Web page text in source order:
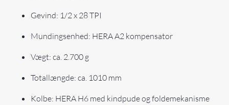
Gevind: 1/2 x 28 TPI
Mundingsenhed: HERA A2 kompensator
Vægt: ca. 2.700 g
Totallængde: ca. 1010 mm
Kolbe: HERA H6 med kindpude og foldemekanisme